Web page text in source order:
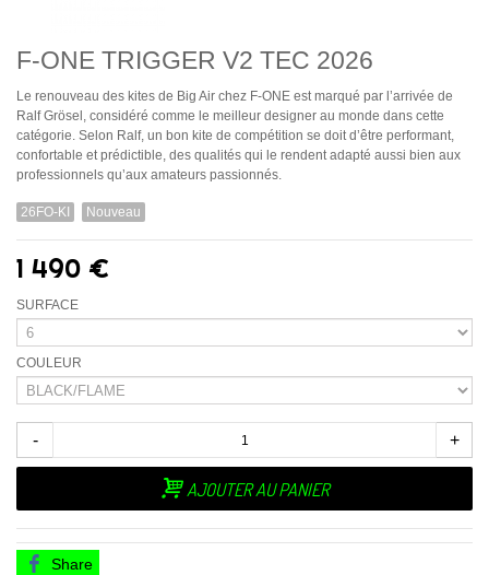
F-ONE TRIGGER V2 TEC 2026
Le renouveau des kites de Big Air chez F-ONE est marqué par l’arrivée de
Ralf Grösel, considéré comme le meilleur designer au monde dans cette
catégorie. Selon Ralf, un bon kite de compétition se doit d’être performant,
confortable et prédictible, des qualités qui le rendent adapté aussi bien aux
professionnels qu’aux amateurs passionnés.
26FO-KI Nouveau
1 490 €
SURFACE
COULEUR
- +
AJOUTER AU PANIER
Share